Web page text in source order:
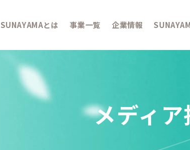
SUNAYAMAとは 事業一覧 企業情報
メディ